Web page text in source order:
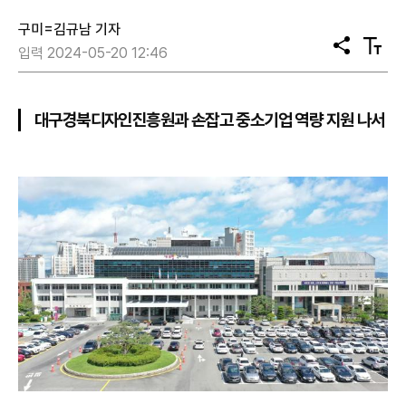
구미=김규남 기자
입력 2024-05-20 12:46
공
유
텍
스
기
대구경북디자인진흥원과 손잡고 중소기업 역량 지원 나서